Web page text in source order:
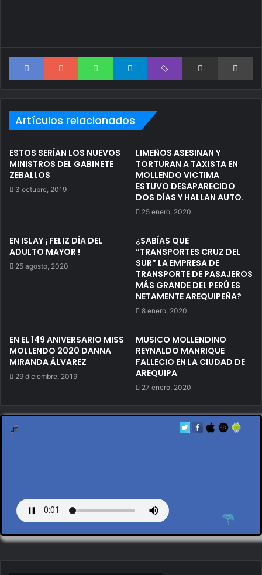
FacebookGoogle+ WhatsAppTelegramViber Compartir via correo electrónico
Artículos relacionados
ESTOS SERÍAN LOS NUEVOS
MINISTROS DEL GABINETE
ZEBALLOS
3 octubre, 2019
LIMEÑOS ASESINAN Y
TORTURAN A TAXISTA EN
MOLLENDO VICTIMA
ESTUVO DESAPARECIDO
DOS DÍAS Y HALLAN AUTO.
25 enero, 2020
EN ISLAY ¡ FELIZ DÍA DEL
ADULTO MAYOR !
25 agosto, 2020
¿SABÍAS QUE
“TRANSPORTES CRUZ DEL
SUR” LA EMPRESA DE
TRANSPORTE DE PASAJEROS
MÁS GRANDE DEL PERÚ ES
NETAMENTE AREQUIPEÑA?
8 enero, 2020
EN EL 149 ANIVERSARIO MISS
MOLLENDO 2020 DANNA
MIRANDA ÁLVAREZ
29 diciembre, 2019
MUSICO MOLLENDINO
REYNALDO MANRIQUE
FALLECIO EN LA CIUDAD DE
AREQUIPA
27 enero, 2020